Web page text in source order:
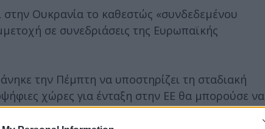
στην Ουκρανία το καθεστώς «συνδεδεμένου
σε συνεδριάσεις της Ευρωπαϊκής
την Πέμπτη να υποστηρίζει τη σταδιακή
χώρες για ένταξη στην ΕΕ θα μπορούσε να
ένωσης, πεδίου περιαγωγής, Erasmus και